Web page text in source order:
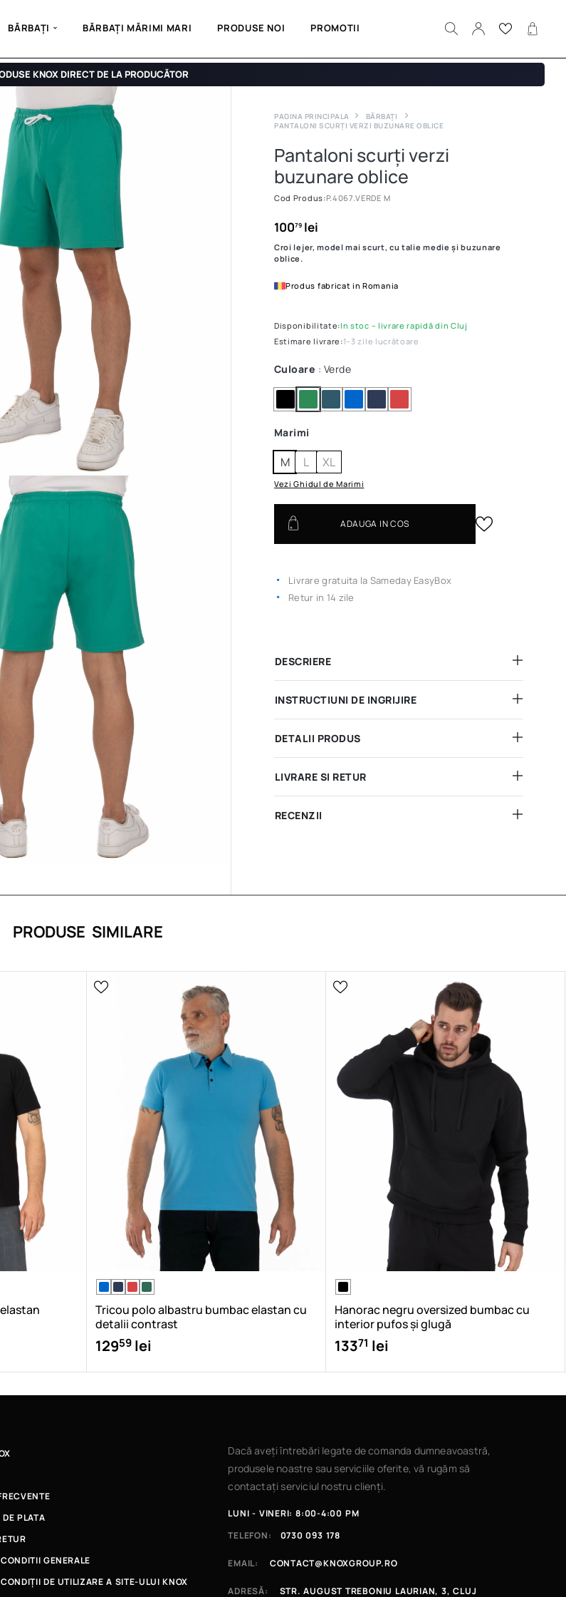
BĂRBAȚI BĂRBAȚI MĂRIMI MARI PRODUSE NOI PROMOTII
KNOX DIRECT DE LA PRODUCĂTOR
PAGINA PRINCIPALA
BĂRBAȚI
PANTALONI SCURȚI VERZI BUZUNARE OBLICE
Pantaloni scurți verzi
buzunare oblice
Cod Produs:P.4067.VERDE M
10079lei
Croi lejer, model mai scurt, cu talie medie și buzunare
oblice.
Produs fabricat in Romania
Disponibilitate:In stoc – livrare rapidă din Cluj
Estimare livrare:1–3 zile lucrătoare
Culoare : Verde
Marimi
M L XL
Vezi Ghidul de Marimi
ADAUGA IN COS
Livrare gratuita la Sameday EasyBox
Retur in 14 zile
DESCRIERE
INSTRUCTIUNI DE INGRIJIRE
DETALII PRODUS
LIVRARE SI RETUR
RECENZII
PRODUSE SIMILARE
Tricou polo albastru bumbac elastan cu
detalii contrast
12959 lei
Hanorac negru oversized bumbac cu
interior pufos și glugă
13371 lei
PLATA
GENERALE
DE UTILIZARE A SITE-ULUI KNOX
Dacă aveți întrebări legate de comanda dumneavoastră,
produsele noastre sau serviciile oferite, vă rugăm să
contactați serviciul nostru clienți.
LUNI - VINERI: 8:00-4:00 PM
TELEFON:
0730 093 178
EMAIL: CONTACT@KNOXGROUP.RO
ADRESĂ: STR. AUGUST TREBONIU LAURIAN, 3, CLUJ